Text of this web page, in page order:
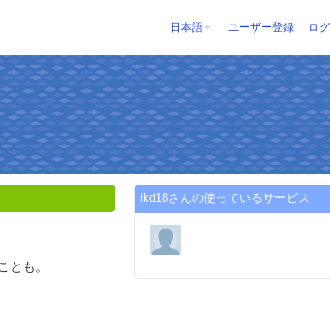
日本語 ユーザー登録 ロ
とも。
ikd18さんの使っているサービス